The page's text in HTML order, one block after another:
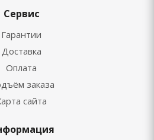
Сервис
Гарантии
Доставка
Оплата
заказа
сайта